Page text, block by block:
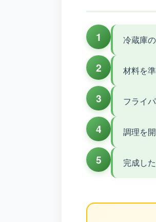
1 冷蔵庫
2 材料を準
3 フライ
4 調理を開
5 完成し